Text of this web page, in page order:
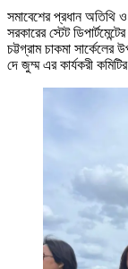
সমাবেশের প্রধান অতিথি ও
সরকারের স্টেট
চট্টগ্রাম চাকমা সার্কেলের
দে জুম্ম এর কার্যকরী